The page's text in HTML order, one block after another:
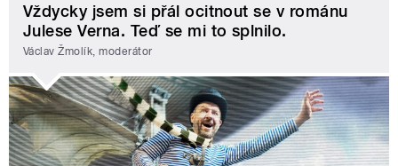
Vždycky jsem si přál ocitnout se v románu
Julese Verna. Teď se mi to splnilo.
Václav Žmolík, moderátor